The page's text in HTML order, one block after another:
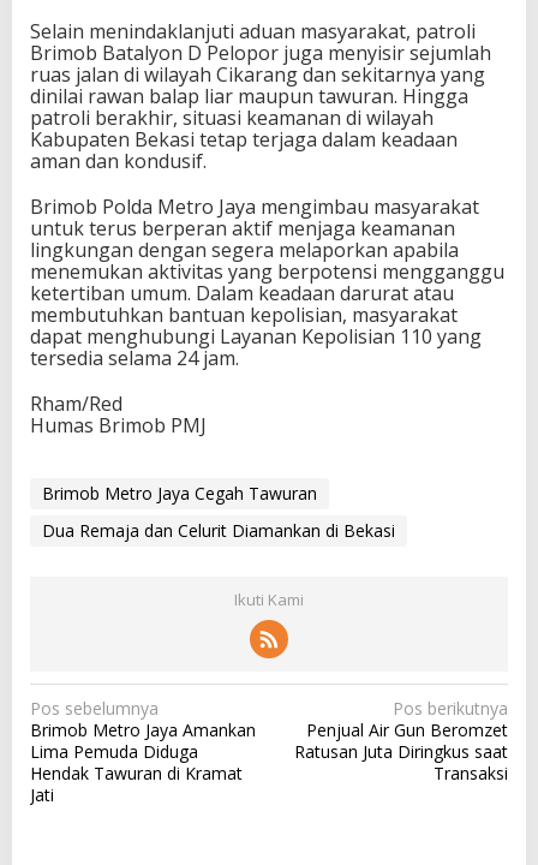
Selain menindaklanjuti aduan masyarakat, patroli
Brimob Batalyon D Pelopor juga menyisir sejumlah
ruas jalan di wilayah Cikarang dan sekitarnya yang
dinilai rawan balap liar maupun tawuran. Hingga
patroli berakhir, situasi keamanan di wilayah
Kabupaten Bekasi tetap terjaga dalam keadaan
aman dan kondusif.
Brimob Polda Metro Jaya mengimbau masyarakat
untuk terus berperan aktif menjaga keamanan
lingkungan dengan segera melaporkan apabila
menemukan aktivitas yang berpotensi mengganggu
ketertiban umum. Dalam keadaan darurat atau
membutuhkan bantuan kepolisian, masyarakat
dapat menghubungi Layanan Kepolisian 110 yang
tersedia selama 24 jam.
Rham/Red
Humas Brimob PMJ
Brimob Metro Jaya Cegah Tawuran
Dua Remaja dan Celurit Diamankan di Bekasi
Ikuti Kami
N
a
v
i
Pos sebelumnya
Brimob Metro Jaya Amankan
Lima Pemuda Diduga
Hendak Tawuran di Kramat
Jati
Pos berikutnya
Penjual Air Gun Beromzet
Ratusan Juta Diringkus saat
Transaksi